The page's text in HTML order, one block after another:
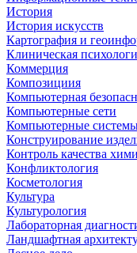
История
История искусств
Картография и
Клиническая
Коммерция
Композициия
Компьютерная
Компьютерные сети
Компьютерные
Конструирование
Контроль качества
Конфликтология
Косметология
Культура
Культурология
Лабораторная
Ландшафтная